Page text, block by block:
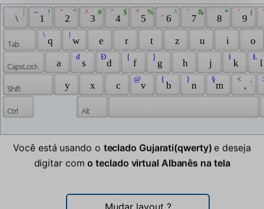
\
|
1
!
~
2
"
ˇ
3
#
^
4
$
˘
5
%
°
6
^
7
&
`
8
*
˙
9
(
´
q
\
w
|
e r t z u i
o
a
s
đ
d
Đ
f
[
g
]
h j k
ł Ł
y x c v
@
b
{
n
}
m
§
,
;
<
Você está usando o teclado Gujarati(qwerty) e deseja
digitar como teclado virtual Albanês na tela
Mudar layout ?